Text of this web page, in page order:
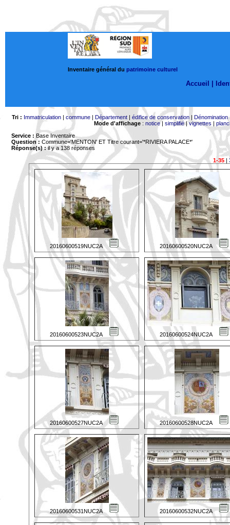
Inventaire général du patrimoine culturel
Accueil |
Tri : Immatriculation| commune| Département| édifice de conservation| Dénomination
Mode d'affichage: notice| simplifié|vignettes |
Service : Base Inventaire
Question : Commune='MENTON' ET Titre courant='*RIVIERA PALACE*'
Réponse(s) :il y a 138 réponses
1-35|
20160600519NUC2A 20160600520NUC2A
20160600523NUC2A 20160600524NUC2A
20160600527NUC2A 20160600528NUC2A
20160600531NUC2A 20160600532NUC2A